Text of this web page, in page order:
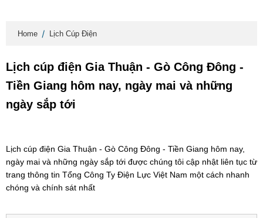
Home Lịch Cúp Điện
Lịch cúp điện Gia Thuận - Gò Công Đông -
Tiền Giang hôm nay, ngày mai và những
ngày sắp tới
Lịch cúp điện Gia Thuận - Gò Công Đông - Tiền Giang hôm nay,
ngày mai và những ngày sắp tới được chúng tôi cập nhật liên tục từ
trang thông tin Tổng Công Ty Điện Lực Việt Nam một cách nhanh
chóng và chính sát nhất